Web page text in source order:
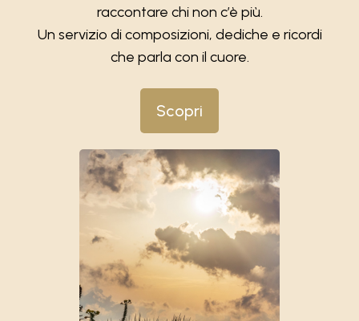
raccontare chi non c’è più.
Un servizio di composizioni, dediche e ricordi
che parla con il cuore.
Scopri